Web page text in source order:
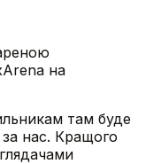
на
там буде
нас. Кращого